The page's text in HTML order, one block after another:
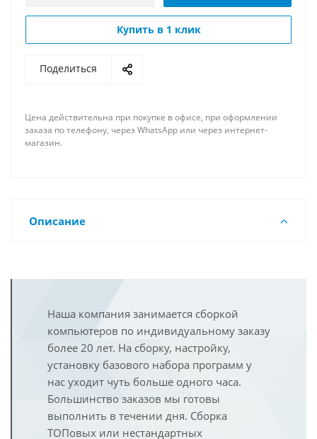
Купить в 1 клик
Поделиться
Цена действительна при покупке в офисе, при оформлении
заказа по телефону, через WhatsApp или через интернет-
магазин.
Описание
Наша компания занимается сборкой
компьютеров по индивидуальному заказу
более 20 лет. На сборку, настройку,
установку базового набора программ у
нас уходит чуть больше одного часа.
Большинство заказов мы готовы
выполнить в течении дня. Сборка
ТОПовых или нестандартных